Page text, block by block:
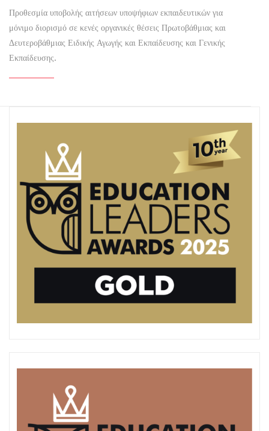
Προθεσμία υποβολής αιτήσεων υποψήφιων εκπαιδευτικών για
μόνιμο διορισμό σε κενές οργανικές θέσεις Πρωτοβάθμιας και
Δευτεροβάθμιας Ειδικής Αγωγής και Εκπαίδευσης και Γενικής
Εκπαίδευσης.